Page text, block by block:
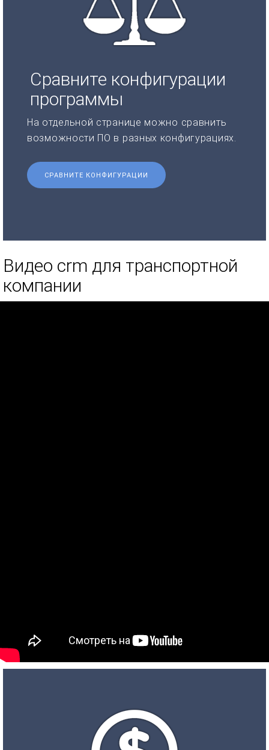
Сравните конфигурации
программы
На отдельной странице можно сравнить
возможности ПО в разных конфигурациях.
СРАВНИТЕ КОНФИГУРАЦИИ
Видео crm для транспортной
компании